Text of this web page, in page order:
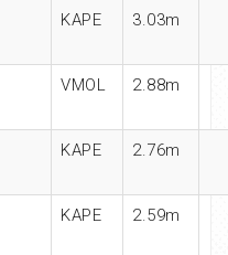
KAPE 3.03m
VMOL 2.88m
KAPE 2.76m
KAPE 2.59m